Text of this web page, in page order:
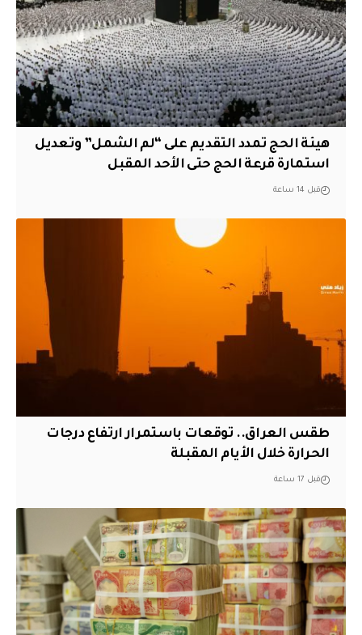
هيئة الحج تمدد التقديم على “لم الشمل” وتعديل
استمارة قرعة الحج حتى الأحد المقبل
قبل 14 ساعة
طقس العراق.. توقعات باستمرار ارتفاع درجات
الحرارة خلال الأيام المقبلة
قبل 17 ساعة